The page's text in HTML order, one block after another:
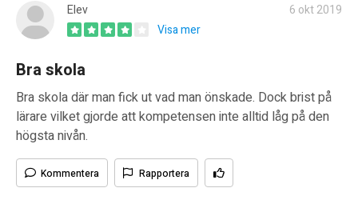
Elev
6 okt 2019
Visa mer
Bra skola
Bra skola där man fick ut vad man önskade. Dock brist på
lärare vilket gjorde att kompetensen inte alltid låg på den
högsta nivån.
Kommentera Rapportera